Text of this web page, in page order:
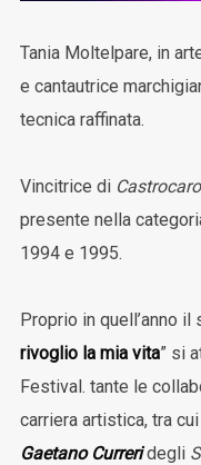
Tania Moltelpare, in
e cantautrice
tecnica raffinata.
Vincitrice di Castrocaro
presente nella
1994 e 1995.
Proprio in quell’anno il
rivoglio la mia vita” si
Festival. tante le
carriera artistica, tra
Gaetano Curreri degli